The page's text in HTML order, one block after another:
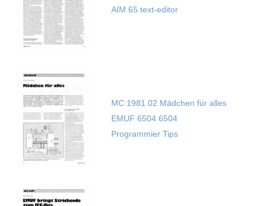
AIM 65 text-editor
MC 1981 02 Mädchen für alles
EMUF 6504 6504
Programmier Tips